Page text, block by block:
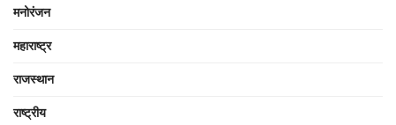
मनोरंजन
महाराष्ट्र
राजस्थान
राष्ट्रीय